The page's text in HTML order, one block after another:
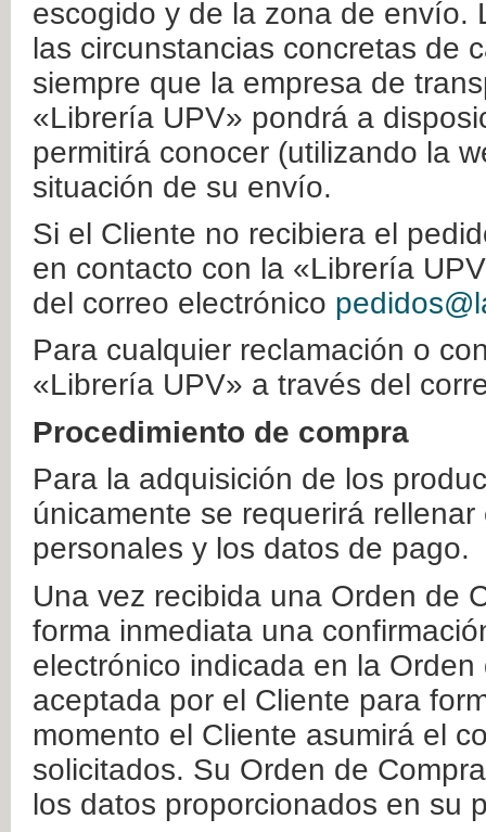
escogido y de la zona de envío.
las circunstancias concretas de
siempre que la empresa de
«Librería UPV» pondrá a
permitirá conocer (utilizando la
situación de su envío.
Si el Cliente no recibiera el
en contacto con la «Librería
del correo electrónico
Para cualquier reclamación o
«Librería UPV» a través del
Procedimiento de compra
Para la adquisición de los
únicamente se requerirá
personales y los datos de pago.
Una vez recibida una Orden de
forma inmediata una
electrónico indicada en la
aceptada por el Cliente para
momento el Cliente asumirá el
solicitados. Su Orden de
los datos proporcionados en su